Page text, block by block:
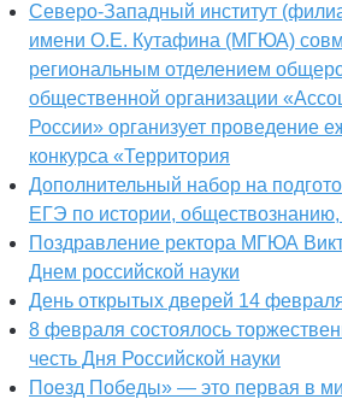
Северо-Западный институт
имени О.Е. Кутафина (МГЮА)
региональным отделением
общественной организации
России» организует проведение
конкурса «Территория
Дополнительный набор на
ЕГЭ по истории, обществознанию,
Поздравление ректора МГЮА
Днем российской науки
День открытых дверей 14
8 февраля состоялось
честь Дня Российской науки
Поезд Победы» — это первая в